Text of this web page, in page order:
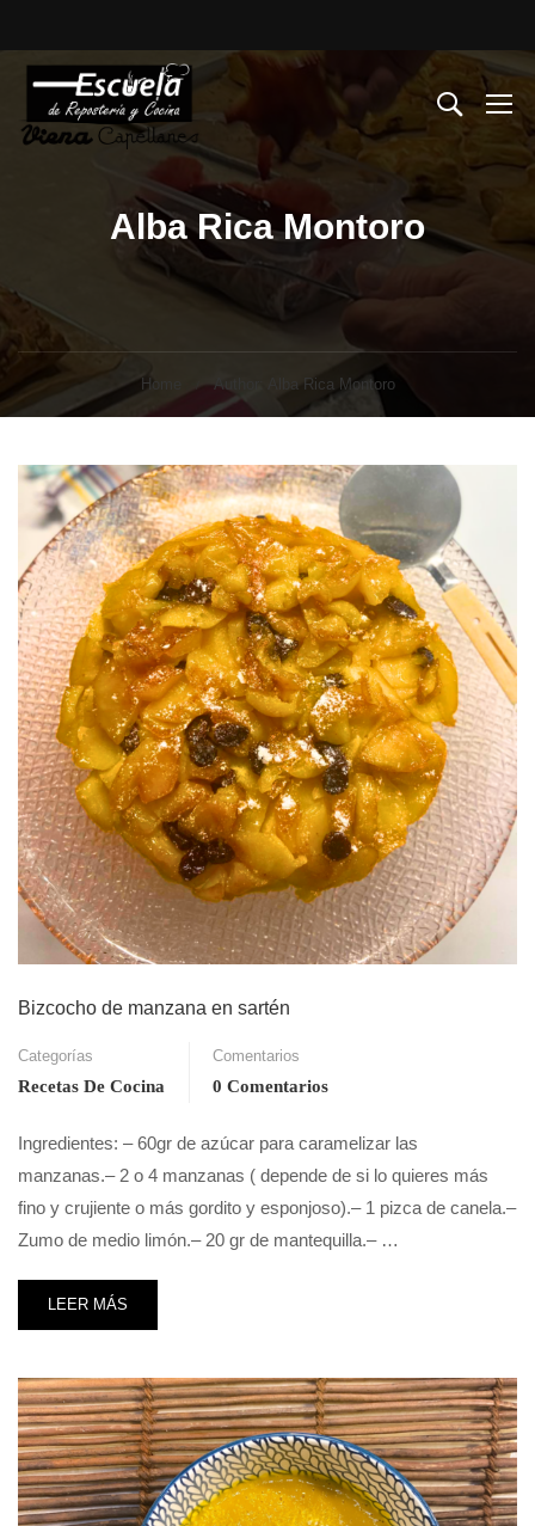
Alba Rica Montoro
Home Author: Alba Rica Montoro
Bizcocho de manzana en sartén
Categorías
Recetas De Cocina
Comentarios
0 Comentarios
Ingredientes: – 60gr de azúcar para caramelizar las
manzanas.– 2 o 4 manzanas ( depende de si lo quieres más
fino y crujiente o más gordito y esponjoso).– 1 pizca de canela.–
Zumo de medio limón.– 20 gr de mantequilla.– …
LEER MÁS